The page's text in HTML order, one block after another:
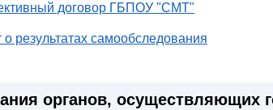
договор ГБПОУ "СМТ"
о результатах самообследования
органов, осуществляющих